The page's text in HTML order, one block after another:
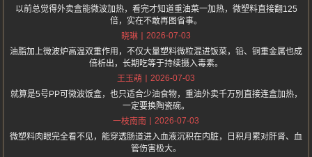
以前总觉得外卖盒能微波加热，看完才知道重油菜一加热，微塑料直接翻125
倍，实在不敢再图省事。
晓琳
2026-07-03
油脂加上微波炉高温双重作用，不仅大量塑料微粒混进饭菜，铅、铜重金属也成
倍析出，长期吃等于持续摄入毒素。
王玉萌
2026-07-03
就算是5号PP可微波饭盒，也只适合少油食物，重油外卖千万别直接连盒加热，
一定要换陶瓷碗。
一枝南南
2026-07-03
微塑料肉眼完全看不见，能穿透肠道进入血液沉积在内脏，日积月累对肝肾、血
管伤害极大。